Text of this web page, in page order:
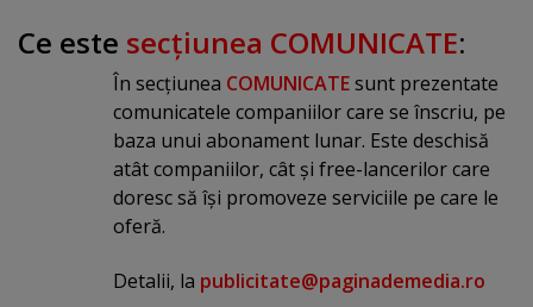
Ce este secţiunea COMUNICATE:
În secţiunea COMUNICATEsunt prezentate
comunicatele companiilor care se înscriu, pe
baza unui abonament lunar. Este deschisă
atât companiilor, cât şi free-lancerilor care
doresc să îşi promoveze serviciile pe care le
oferă.
Detalii, la publicitate@paginademedia.ro